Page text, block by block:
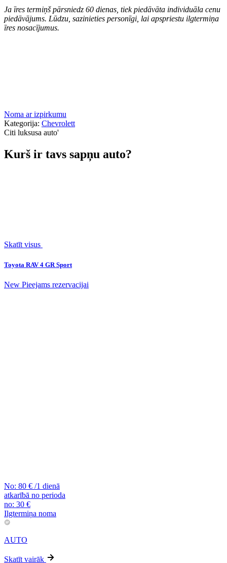
Ja īres termiņš pārsniedz 60 dienas, tiek piedāvāta individuāla cenu
piedāvājums. Lūdzu, sazinieties personīgi, lai apspriestu ilgtermiņa
īres nosacījumus.
Noma ar izpirkumu
Kategorija: Chevrolett
Citi luksusa auto'
Kurš ir tavs sapņu auto?
Skatīt visus
Toyota RAV 4 GR Sport
New Pieejams rezervacijai
No: 80 € /1 dienā
atkarībā no perioda
no: 30 €
Ilgtermiņa noma
AUTO
Skatīt vairāk